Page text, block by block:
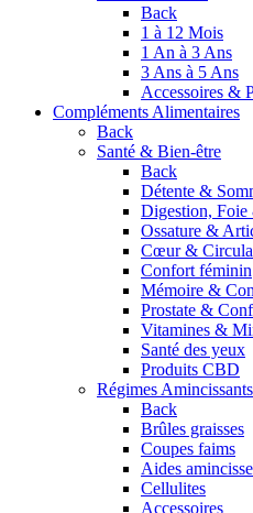
Back
1 à 12 Mois
1 An à 3 Ans
3 Ans à 5 Ans
Accessoires &
Compléments Alimentaires
Back
Santé & Bien-être
Back
Détente &
Digestion,
Ossature &
Cœur &
Confort féminin
Mémoire &
Prostate &
Vitamines &
Santé des yeux
Produits CBD
Régimes Amincissants
Back
Brûles graisses
Coupes faims
Aides
Cellulites
Accessoires